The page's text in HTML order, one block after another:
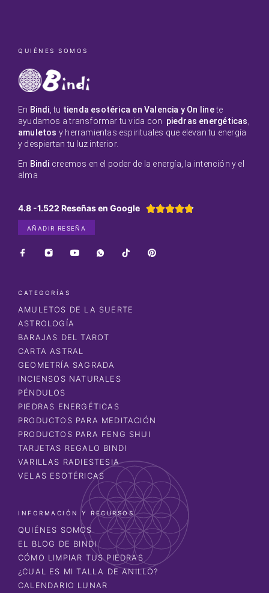
QUIÉNES SOMOS
En Bindi , tu tienda esotérica en Valencia y On linete
ayudamos a transformar tu vida con piedras energéticas
amuletos y herramientas espirituales que elevan tu energía
y despiertan tu luz interior.
En Bindi creemos en el poder de la energía, la intención y el
alma
4.8 -1.522 Reseñas en Google 
AÑADIR RESEÑA
CATEGORÍAS
AMULETOS DE LA SUERTE
ASTROLOGÍA
BARAJAS DEL TAROT
CARTA ASTRAL
GEOMETRÍA SAGRADA
INCIENSOS NATURALES
PÉNDULOS
PIEDRAS ENERGÉTICAS
PRODUCTOS PARA MEDITACIÓN
PRODUCTOS PARA FENG SHUI
TARJETAS REGALO BINDI
VARILLAS RADIESTESIA
VELAS ESOTÉRICAS
INFORMACIÓN Y RECURSOS
QUIÉNES SOMOS
EL BLOG DE BINDI
CÓMO LIMPIAR TUS PIEDRAS
¿CUAL ES MI TALLA DE ANILLO?
CALENDARIO LUNAR